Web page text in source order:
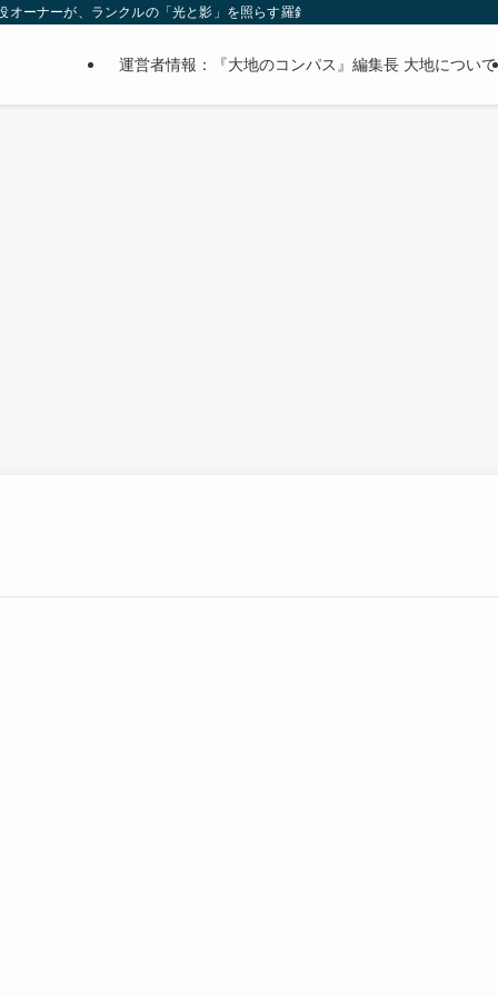
ーナーが、ランクルの「光と影」を照らす羅針盤。
運営者情報：『大地のコンパス』編集長 大地について